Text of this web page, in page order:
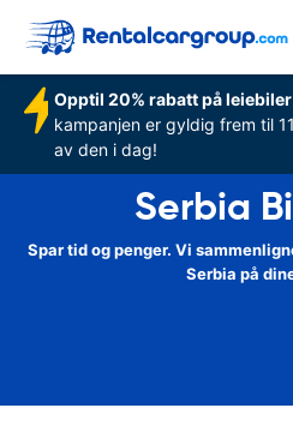
Opptil 20% rabatt på
kampanjen er gyldig frem til
av den i dag!
Serbia
Spar tid og penger. Vi
Serbia på